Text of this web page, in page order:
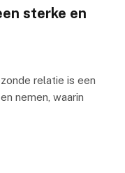
sterke en
relatie is een
nemen, waarin